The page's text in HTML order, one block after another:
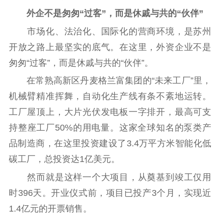
外企不是匆匆“过客”，而是休戚与共的“伙伴”
市场化、法治化、国际化的营商环境，是苏州
开放之路上最坚实的底气。在这里，外资企业不是
匆匆“过客”，而是休戚与共的“伙伴”。
在常熟高新区丹麦格兰富集团的“未来工厂”里，
机械臂精准挥舞，自动化生产线有条不紊地运转。
工厂屋顶上，大片光伏发电板一字排开，最高可支
持整座工厂50%的用电量。这家全球知名的泵类产
品制造商，在这里投资建设了3.4万平方米智能化低
碳工厂，总投资达1亿美元。
然而就是这样一个大项目，从奠基到竣工仅用
时396天。开业仪式前，项目已投产3个月，实现近
1.4亿元的开票销售。